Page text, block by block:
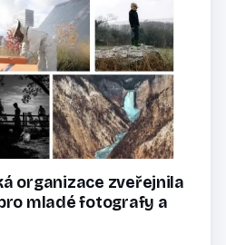
organizace zveřejnila
mladé fotografy a